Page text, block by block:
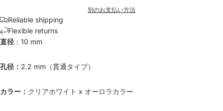
別のお支払い方法
Reliable shipping
Flexible returns
直径 ：10 mm
孔径： 2.2 mm（貫通タイプ）
カラー： クリアホワイト x オーロラカラー